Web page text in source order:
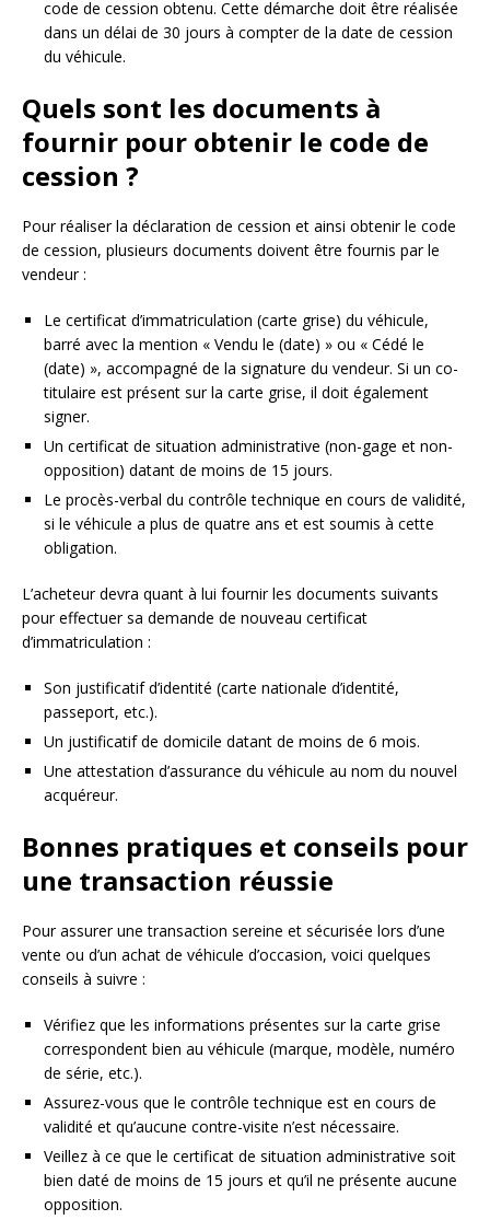
code de cession obtenu. Cette démarche doit être réalisée
dans un délai de 30 jours à compter de la date de cession
du véhicule.
Quels sont les documents à
fournir pour obtenir le code de
cession ?
Pour réaliser la déclaration de cession et ainsi obtenir le code
de cession, plusieurs documents doivent être fournis par le
vendeur :
Le certificat d’immatriculation (carte grise) du véhicule,
barré avec la mention « Vendu le (date) » ou « Cédé le
(date) », accompagné de la signature du vendeur. Si un co-
titulaire est présent sur la carte grise, il doit également
signer.
Un certificat de situation administrative (non-gage et non-
opposition) datant de moins de 15 jours.
Le procès-verbal du contrôle technique en cours de validité,
si le véhicule a plus de quatre ans et est soumis à cette
obligation.
L’acheteur devra quant à lui fournir les documents suivants
pour effectuer sa demande de nouveau certificat
d’immatriculation :
Son justificatif d’identité (carte nationale d’identité,
passeport, etc.).
Un justificatif de domicile datant de moins de 6 mois.
Une attestation d’assurance du véhicule au nom du nouvel
acquéreur.
Bonnes pratiques et conseils pour
une transaction réussie
Pour assurer une transaction sereine et sécurisée lors d’une
vente ou d’un achat de véhicule d’occasion, voici quelques
conseils à suivre :
Vérifiez que les informations présentes sur la carte grise
correspondent bien au véhicule (marque, modèle, numéro
de série, etc.).
Assurez-vous que le contrôle technique est en cours de
validité et qu’aucune contre-visite n’est nécessaire.
Veillez à ce que le certificat de situation administrative soit
bien daté de moins de 15 jours et qu’il ne présente aucune
opposition.